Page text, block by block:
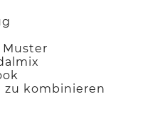
Muster
zu kombinieren